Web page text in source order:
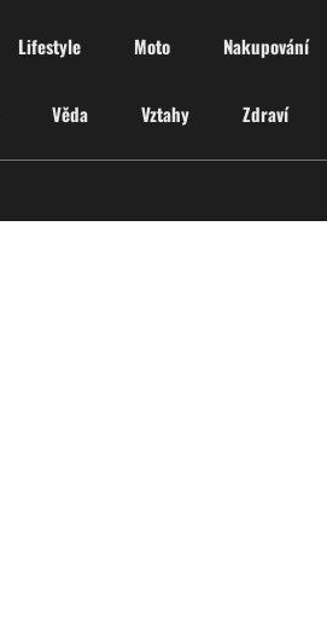
Lifestyle Moto Nakupování
Věda Vztahy Zdraví